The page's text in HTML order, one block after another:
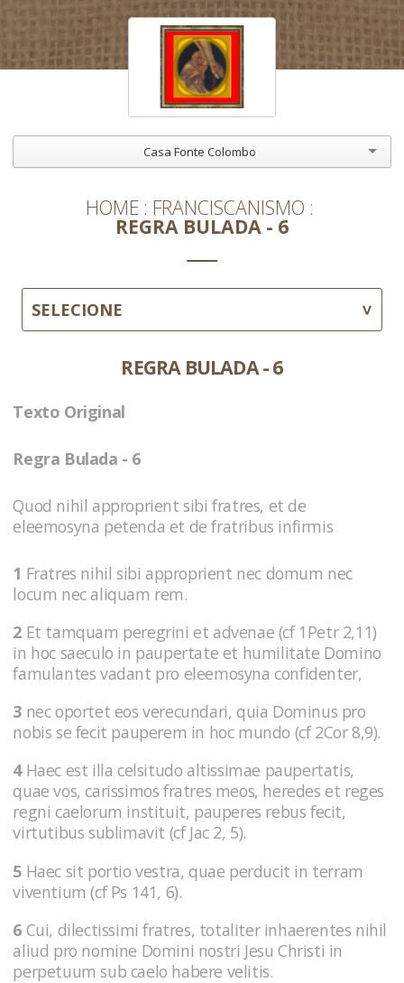
Casa Fonte Colombo
HOME FRANCISCANISMO
REGRA BULADA - 6
SELECIONE
REGRA BULADA - 6
Texto Original
Regra Bulada - 6
Quod nihil approprient sibi fratres, et de
eleemosyna petenda et de fratribus infirmis
1 Fratres nihil sibi approprient nec domum nec
locum nec aliquam rem.
2 Et tamquam peregrini et advenae (cf 1Petr 2,11)
in hoc saeculo in paupertate et humilitate Domino
famulantes vadant pro eleemosyna confidenter,
3 nec oportet eos verecundari, quia Dominus pro
nobis se fecit pauperem in hoc mundo (cf 2Cor 8,9).
4Haec est illa celsitudo altissimae paupertatis,
quae vos, carissimos fratres meos, heredes et reges
regni caelorum instituit, pauperes rebus fecit,
virtutibus sublimavit (cf Jac 2, 5).
5 Haec sit portio vestra, quae perducit in terram
viventium (cf Ps 141, 6).
6 Cui, dilectissimi fratres, totaliter inhaerentes nihil
aliud pro nomine Domini nostri Jesu Christi in
perpetuum sub caelo habere velitis.